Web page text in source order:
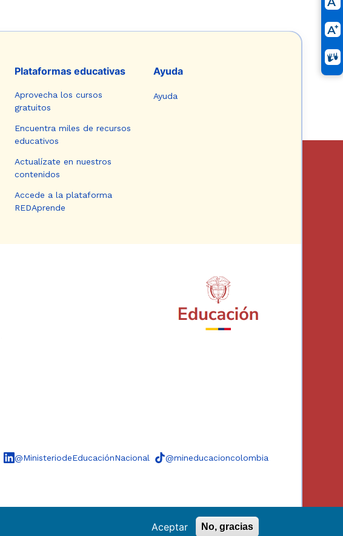
Plataformas educativas
Aprovecha los cursos
gratuitos
Encuentra miles de recursos
educativos
Actualízate en nuestros
contenidos
Accede a la plataforma
REDAprende
Ayuda
Ayuda
@MinisteriodeEducaciónNacional @mineducacioncolombia
Aceptar No, gracias